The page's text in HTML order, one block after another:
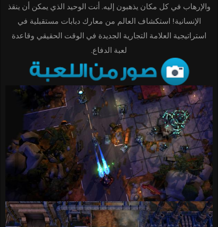
والإرهاب في كل مكان يذهبون إليه. أنت الوحيد الذي يمكن أن ينقذ
الإنسانية! استكشاف العالم من معارك دبابات مستقبلية في
استراتيجية العلامة التجارية الجديدة في الوقت الحقيقي وقاعدة
لعبة الدفاع.